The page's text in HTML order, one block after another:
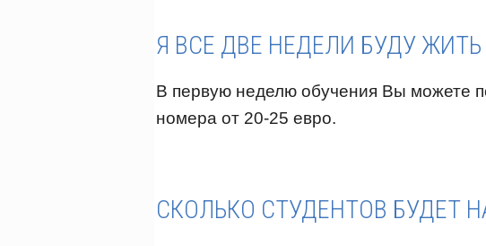
Я ВСЕ ДВЕ НЕДЕЛИ БУДУ ЖИТЬ
В первую неделю обучения Вы можете
номера от 20-25 евро.
СКОЛЬКО СТУДЕНТОВ БУДЕТ